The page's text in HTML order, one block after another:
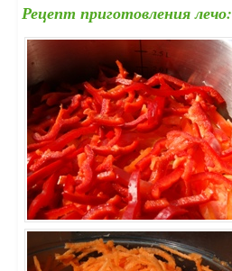
Рецепт приготовления лечо: